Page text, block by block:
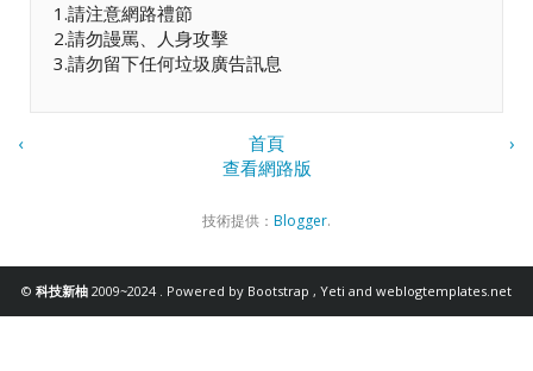
1.請注意網路禮節
2.請勿謾罵、人身攻擊
3.請勿留下任何垃圾廣告訊息
‹ ›
首頁
查看網路版
技術提供： Blogger.
© 科技新柚 2009~2024 . Powered by Bootstrap , Yeti and weblogtemplates.net